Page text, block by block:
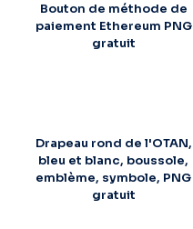
Bouton de méthode de
paiement Ethereum PNG
gratuit
Drapeau rond de l'OTAN,
bleu et blanc, boussole,
emblème, symbole, PNG
gratuit